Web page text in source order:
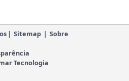
| Sitemap | Sobre
Tecnologia